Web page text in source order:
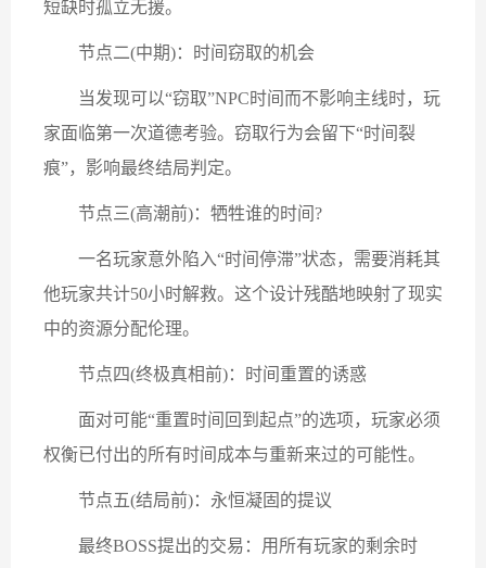
短缺时孤立无援。
节点二(中期)：时间窃取的机会
当发现可以“窃取”NPC时间而不影响主线时，玩
家面临第一次道德考验。窃取行为会留下“时间裂
痕”，影响最终结局判定。
节点三(高潮前)：牺牲谁的时间?
一名玩家意外陷入“时间停滞”状态，需要消耗其
他玩家共计50小时解救。这个设计残酷地映射了现实
中的资源分配伦理。
节点四(终极真相前)：时间重置的诱惑
面对可能“重置时间回到起点”的选项，玩家必须
权衡已付出的所有时间成本与重新来过的可能性。
节点五(结局前)：永恒凝固的提议
最终BOSS提出的交易：用所有玩家的剩余时